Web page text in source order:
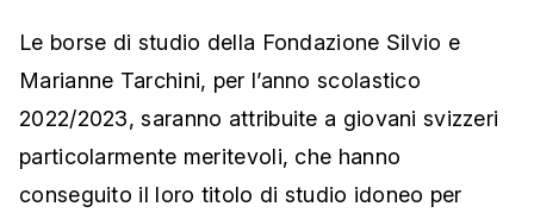
Le borse di studio della Fondazione Silvio e
Marianne Tarchini, per l’anno scolastico
2022/2023, saranno attribuite a giovani svizzeri
particolarmente meritevoli, che hanno
conseguito il loro titolo di studio idoneo per